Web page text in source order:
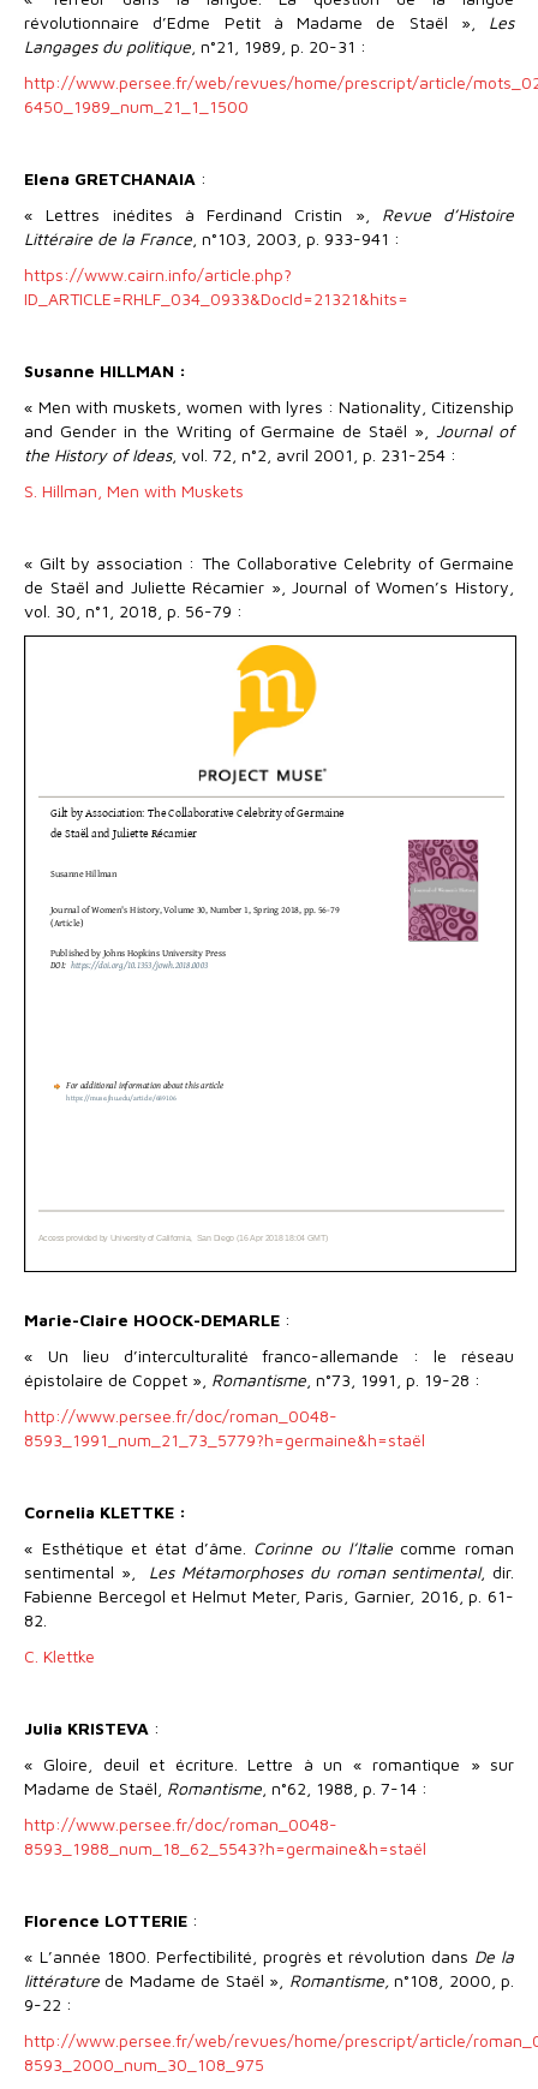
révolutionnaire d’Edme Petit à Madame de Staël », Les
Langages du politique , n°21, 1989, p. 20-31 :
http://www.persee.fr/web/revues/home/prescript/article/
6450_1989_num_21_1_1500
Elena GRETCHANAIA :
« Lettres inédites à Ferdinand Cristin », Revue d’Histoire
Littéraire de la France , n°103, 2003, p. 933-941 :
https://www.cairn.info/article.php?
ID_ARTICLE=RHLF_034_0933&DocId=21321&hits=
Susanne HILLMAN :
« Men with muskets, women with lyres : Nationality, Citizenship
and Gender in the Writing of Germaine de Staël », Journal of
the History of Ideas, vol. 72, n°2, avril 2001, p. 231-254 :
S. Hillman, Men with Muskets
« Gilt by association : The Collaborative Celebrity of Germaine
de Staël and Juliette Récamier », Journal of Women’s History,
vol. 30, n°1, 2018, p. 56-79 :
Marie-Claire HOOCK-DEMARLE :
« Un lieu d’interculturalité franco-allemande : le réseau
épistolaire de Coppet », Romantisme , n°73, 1991, p. 19-28 :
http://www.persee.fr/doc/roman_0048-
8593_1991_num_21_73_5779?h=germaine&h=staël
Cornelia KLETTKE :
« Esthétique et état d’âme.
Corinne ou l’Italiecomme roman
sentimental », Les Métamorphoses du roman sentimental, dir.
Fabienne Bercegol et Helmut Meter, Paris, Garnier, 2016, p. 61-
82.
C. Klettke
Julia KRISTEVA :
« Gloire, deuil et écriture. Lettre à un « romantique » sur
Madame de Staël, Romantisme , n°62, 1988, p. 7-14 :
http://www.persee.fr/doc/roman_0048-
8593_1988_num_18_62_5543?h=germaine&h=staël
Florence LOTTERIE :
« L’année 1800. Perfectibilité, progrès et révolution dans De la
littérature de Madame de Staël », Romantisme, n°108, 2000, p.
9-22 :
http://www.persee.fr/web/revues/home/prescript/article/
8593_2000_num_30_108_975